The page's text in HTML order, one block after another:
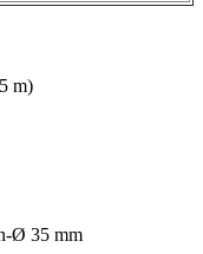
m)
Ø 35 mm